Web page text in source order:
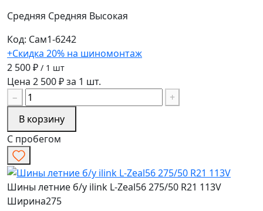
Средняя Средняя Высокая
Код: Сам1-6242
+Скидка 20% на шиномонтаж
2 500 ₽ / 1 шт
Цена 2 500 ₽ за 1 шт.
−
+
В корзину
С пробегом
Шины летние б/у ilink L-Zeal56 275/50 R21 113V
Ширина275